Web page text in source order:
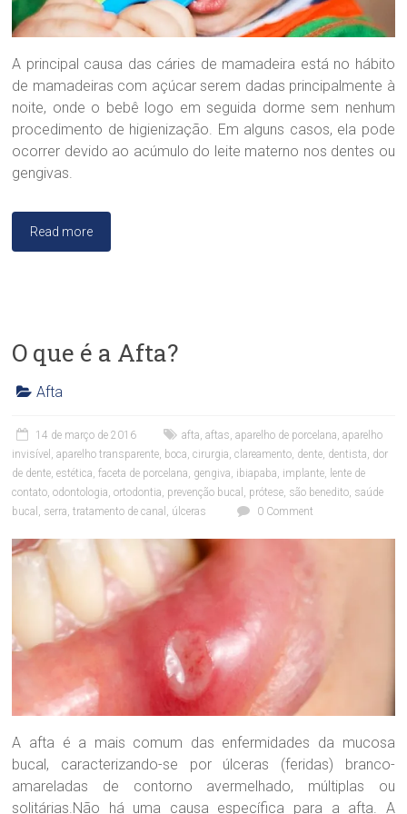
g
i
c
a
D
r
a
.
S
a
n
ã
A principal causa das cáries de mamadeira está no hábito
de mamadeiras com açúcar serem dadas principalmente à
noite, onde o bebê logo em seguida dorme sem nenhum
procedimento de higienização. Em alguns casos, ela pode
ocorrer devido ao acúmulo do leite materno nos dentes ou
gengivas.
Read more
O que é a Afta?
í
n
c
a
O
d
l
c
a
D
r
a
.
Afta
14 de março de 2016 afta,aftas,aparelho de porcelana,aparelho
invisível ,aparelho transparente, boca,cirurgia,clareamento, dente, dentista, dor
de dente,estética,faceta de porcelana, gengiva, ibiapaba, implante, lente de
contato,odontologia,ortodontia, prevenção bucal , prótese, são benedito, saúde
bucal , serra,tratamento de canal , úlceras 0 Comment
A afta é a mais comum das enfermidades da mucosa
bucal, caracterizando-se por úlceras (feridas) branco-
amareladas de contorno avermelhado, múltiplas ou
solitárias.Não há uma causa específica para a afta. A